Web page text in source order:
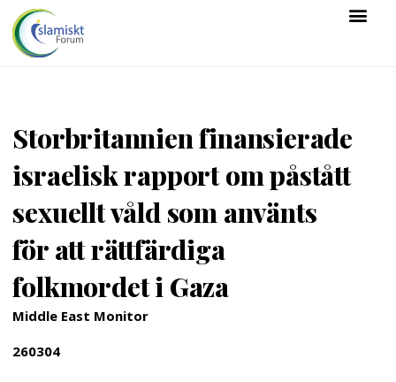
Storbritannien finansierade
israelisk rapport om påstått
sexuellt våld som använts
för att rättfärdiga
folkmordet i Gaza
Middle East Monitor
260304